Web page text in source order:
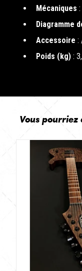
Mécaniques
Diagramme
Accessoire :
Poids (kg) :
Vous